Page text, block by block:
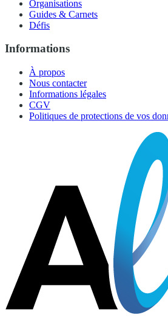
Organisations
Guides & Carnets
Défis
Informations
À propos
Nous contacter
Informations légales
CGV
Politiques de protections de vos